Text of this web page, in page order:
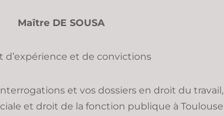
Maître DE SOUSA
d’expérience et de convictions
et vos dossiers en droit du travail,
et droit de la fonction publique à Toulouse